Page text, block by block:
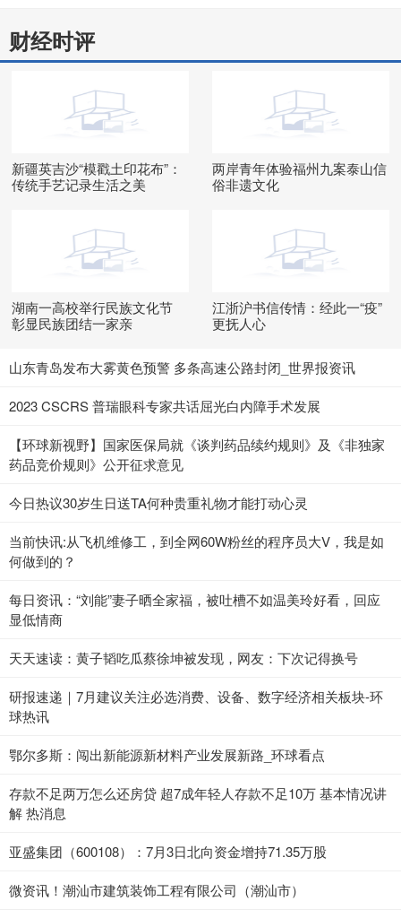
财经时评
新疆英吉沙“模戳土印花布”：
传统手艺记录生活之美
两岸青年体验福州九案泰山信
俗非遗文化
湖南一高校举行民族文化节
彰显民族团结一家亲
江浙沪书信传情：经此一“疫”
更抚人心
山东青岛发布大雾黄色预警 多条高速公路封闭_世界报资讯
2023 CSCRS 普瑞眼科专家共话屈光白内障手术发展
【环球新视野】国家医保局就《谈判药品续约规则》及《非独家
药品竞价规则》公开征求意见
今日热议30岁生日送TA何种贵重礼物才能打动心灵
当前快讯:从飞机维修工，到全网60W粉丝的程序员大V，我是如
何做到的？
每日资讯：“刘能”妻子晒全家福，被吐槽不如温美玲好看，回应
显低情商
天天速读：黄子韬吃瓜蔡徐坤被发现，网友：下次记得换号
研报速递｜7月建议关注必选消费、设备、数字经济相关板块-环
球热讯
鄂尔多斯：闯出新能源新材料产业发展新路_环球看点
存款不足两万怎么还房贷 超7成年轻人存款不足10万 基本情况讲
解 热消息
亚盛集团（600108）：7月3日北向资金增持71.35万股
微资讯！潮汕市建筑装饰工程有限公司（潮汕市）